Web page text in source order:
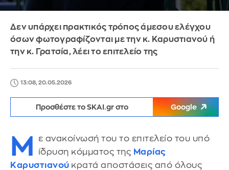
Δεν υπάρχει πρακτικός τρόπος άμεσου ελέγχου
όσων φωτογραφίζονται με την κ. Καρυστιανού ή
την κ. Γρατσία, λέει το επιτελείο της
13:08, 20.05.2026
Προσθέστε το SKAI.gr στο Google
Μ
ε ανακοίνωσή του το επιτελείο του υπό
ίδρυση κόμματος της Μαρίας
Καρυστιανού κρατά αποστάσεις από όλους